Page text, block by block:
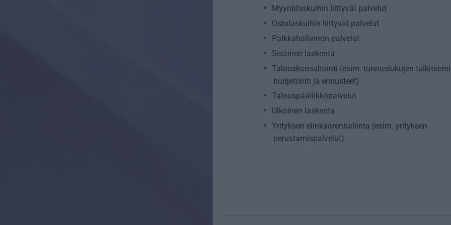
Myyntilaskuihin liittyvät palvelut
Ostolaskuihin liittyvät palvelut
Palkkahallinnon palvelut
Sisäinen laskenta
Talouskonsultointi (esim. tunnuslukujen
budjetointi ja ennusteet)
Talouspäällikköpalvelut
Ulkoinen laskenta
Yrityksen elinkaarenhallinta (esim. yrityksen
perustamispalvelut)